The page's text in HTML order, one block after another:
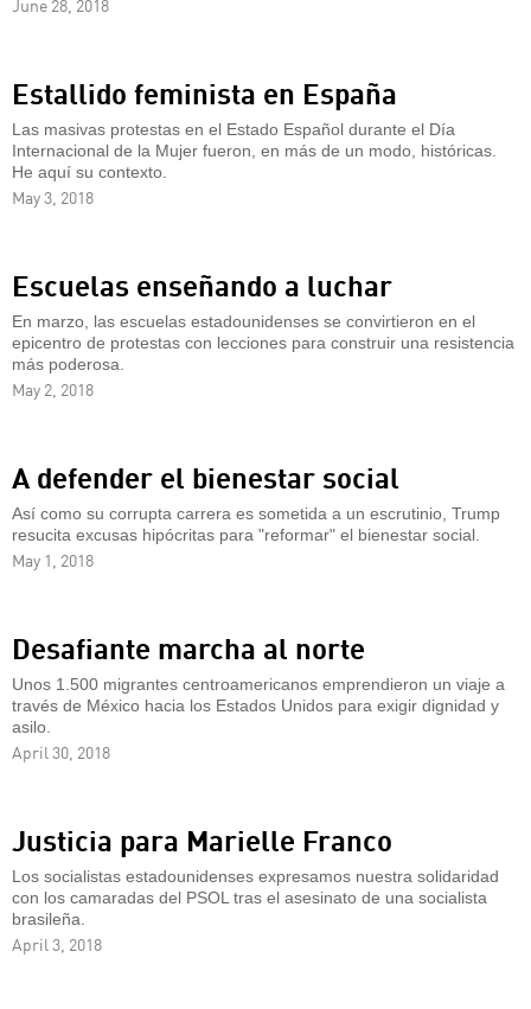
June 28, 2018
Estallido feminista en España
Las masivas protestas en el Estado Español durante el Día
Internacional de la Mujer fueron, en más de un modo, históricas.
He aquí su contexto.
May 3, 2018
Escuelas enseñando a luchar
En marzo, las escuelas estadounidenses se convirtieron en el
epicentro de protestas con lecciones para construir una resistencia
más poderosa.
May 2, 2018
A defender el bienestar social
Así como su corrupta carrera es sometida a un escrutinio, Trump
resucita excusas hipócritas para "reformar" el bienestar social.
May 1, 2018
Desafiante marcha al norte
Unos 1.500 migrantes centroamericanos emprendieron un viaje a
través de México hacia los Estados Unidos para exigir dignidad y
asilo.
April 30, 2018
Justicia para Marielle Franco
Los socialistas estadounidenses expresamos nuestra solidaridad
con los camaradas del PSOL tras el asesinato de una socialista
brasileña.
April 3, 2018